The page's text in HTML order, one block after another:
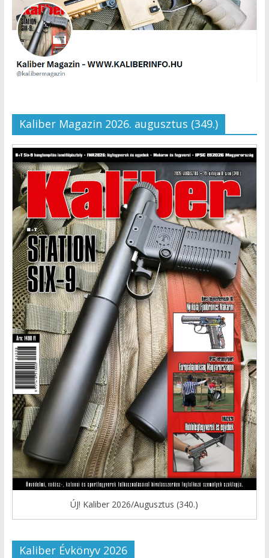
Kaliber Magazin 2026. augusztus (349.)
ÚJ! Kaliber 2026/Augusztus (340.)
Kaliber Évkönyv 2026